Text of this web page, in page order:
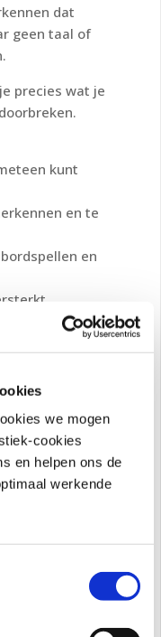
we mogen
cookies
en helpen ons de
werkende
dat
geen taal of
precies wat je
kunt
en te
en
te overnemen
worden.
favorieten bij
simpele
naar rust.
slapengaan.